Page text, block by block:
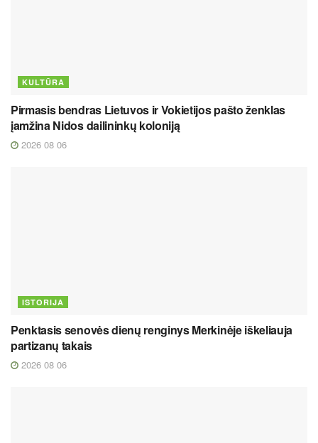
KULTŪRA
Pirmasis bendras Lietuvos ir Vokietijos pašto ženklas
įamžina Nidos dailininkų koloniją
2026 08 06
ISTORIJA
Penktasis senovės dienų renginys Merkinėje iškeliauja
partizanų takais
2026 08 06